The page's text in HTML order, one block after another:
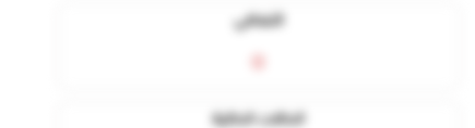
التعافي